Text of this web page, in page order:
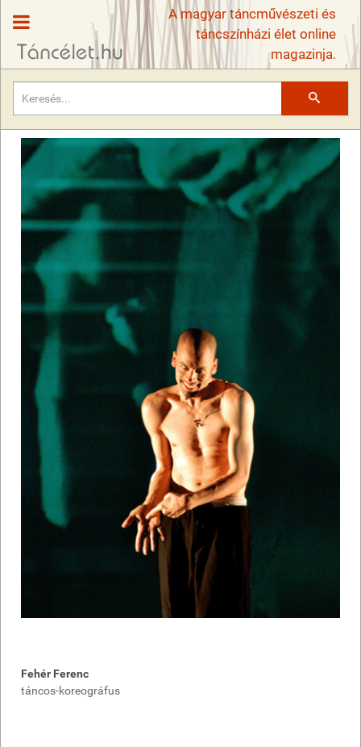
A magyar táncművészeti és
táncszínházi élet online
magazinja.
Fehér Ferenc
táncos-koreográfus